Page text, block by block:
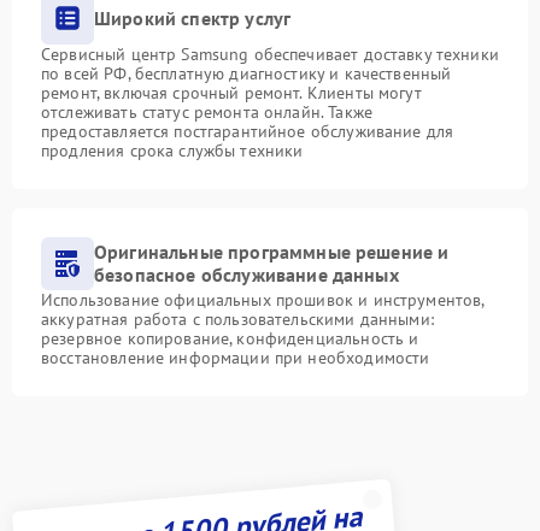
Широкий спектр услуг
Сервисный центр Samsung обеспечивает доставку техники
по всей РФ, бесплатную диагностику и качественный
ремонт, включая срочный ремонт. Клиенты могут
отслеживать статус ремонта онлайн. Также
предоставляется постгарантийное обслуживание для
продления срока службы техники
Оригинальные программные решение и
безопасное обслуживание данных
Использование официальных прошивок и инструментов,
аккуратная работа с пользовательскими данными:
резервное копирование, конфиденциальность и
восстановление информации при необходимости